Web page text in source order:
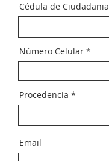
Cédula de Ciudadania
Número Celular
Procedencia
Email